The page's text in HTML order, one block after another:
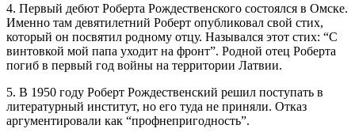
4. Первый дебют Роберта Рождественского состоялся в Омске.
Именно там девятилетний Роберт опубликовал свой стих,
который он посвятил родному отцу. Назывался этот стих: “С
винтовкой мой папа уходит на фронт”. Родной отец Роберта
погиб в первый год войны на территории Латвии.
5. В 1950 году Роберт Рождественский решил поступать в
литературный институт, но его туда не приняли. Отказ
аргументировали как “профнепригодность”.